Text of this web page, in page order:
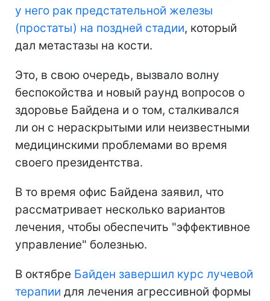
у него рак предстательной железы
(простаты) на поздней стадии, который
дал метастазы на кости.
Это, в свою очередь, вызвало волну
беспокойства и новый раунд вопросов о
здоровье Байдена и о том, сталкивался
ли он с нераскрытыми или неизвестными
медицинскими проблемами во время
своего президентства.
В то время офис Байдена заявил, что
рассматривает несколько вариантов
лечения, чтобы обеспечить "эффективное
управление" болезнью.
В октябре Байден завершил курс лучевой
терапии для лечения агрессивной формы